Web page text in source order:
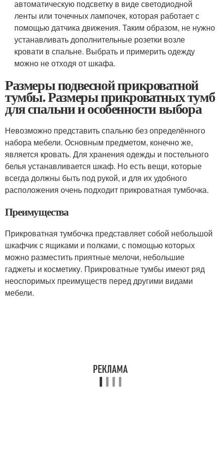
автоматическую подсветку в виде светодиодной
ленты или точечных лампочек, которая работает с
помощью датчика движения. Таким образом, не нужно
устанавливать дополнительные розетки возле
кровати в спальне. Выбрать и примерить одежду
можно не отходя от шкафа.
Размеры подвесной прикроватной
тумбы. Размеры прикроватных тумб
для спальни и особенности выбора
Невозможно представить спальню без определённого
набора мебели. Основным предметом, конечно же,
является кровать. Для хранения одежды и постельного
белья устанавливается шкаф. Но есть вещи, которые
всегда должны быть под рукой, и для их удобного
расположения очень подходит прикроватная тумбочка.
Преимущества
Прикроватная тумбочка представляет собой небольшой
шкафчик с ящиками и полками, с помощью которых
можно разместить приятные мелочи, небольшие
гаджеты и косметику. Прикроватные тумбы имеют ряд
неоспоримых преимуществ перед другими видами
мебели.